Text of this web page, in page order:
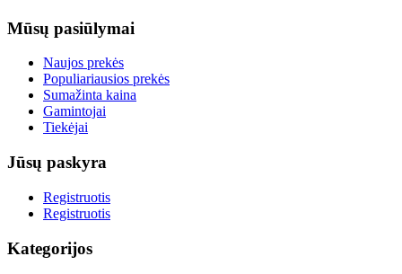
Mūsų pasiūlymai
Naujos prekės
Populiariausios prekės
Sumažinta kaina
Gamintojai
Tiekėjai
Jūsų paskyra
Registruotis
Registruotis
Kategorijos